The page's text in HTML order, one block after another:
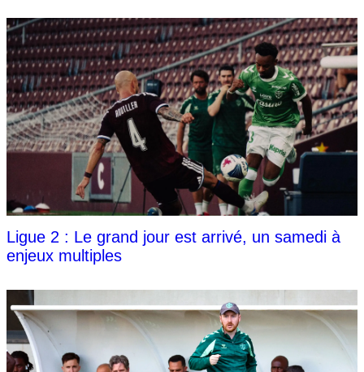
Ligue 2 : Le grand jour est arrivé, un samedi à
enjeux multiples